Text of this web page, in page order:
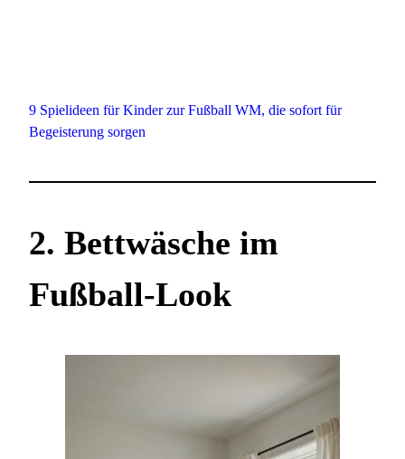
9 Spielideen für Kinder zur Fußball WM, die sofort für
Begeisterung sorgen
2. Bettwäsche im
Fußball-Look